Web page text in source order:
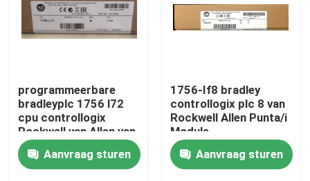
Over ons
Kwaliteitscontrole
Neem contact met ons op
programmeerbare
bradleyplc 1756 l72
cpu controllogix
Rockwell van Allen van
het
logicacontrolemechanisme
automatisering
Aanvraag sturen
1756-If8 bradley
controllogix plc 8 van
Rockwell Allen Punta/i
Module
Aanvraag sturen